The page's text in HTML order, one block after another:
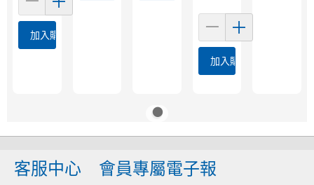
加入購物車
加入購物車
客服中心 會員專屬電子報